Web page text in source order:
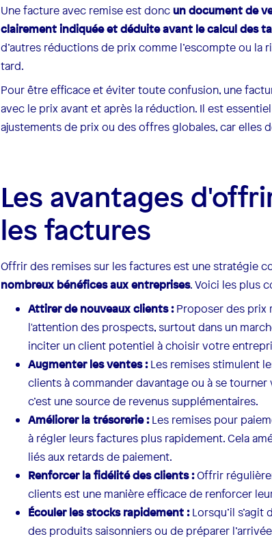
Une facture avec remise est doncun document de
clairement indiquée et déduite avant le calcul des
d’autres réductions de prix comme l’escompte ou
tard.
Pour être efficace et éviter toute confusion, une
avec le prix avant et après la réduction. Il est
ajustements de prix ou des offres globales, car elles
Les avantages
les factures
Offrir des remises sur les factures est une stratégie
nombreux bénéfices aux entreprises. Voici les plus
Attirer de nouveaux clients :Proposer des prix
l'attention des prospects, surtout dans un
inciter un client potentiel à choisir votre
Augmenter les ventes :Les remises stimulent
clients à commander davantage ou à se
c’est une source de revenus supplémentaires.
Améliorer la trésorerie :Les remises pour
à régler leurs factures plus rapidement. Cela
liés aux retards de paiement.
Renforcer la fidélité des clients :Offrir
clients est une manière efficace de renforcer
Écouler les stocks rapidement :Lorsqu’il
des produits saisonniers ou de préparer